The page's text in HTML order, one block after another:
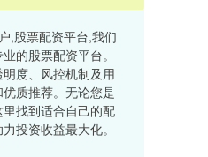
,股票配资平台,我们
的股票配资平台。
度、风控机制及用
质推荐。无论您是
找到适合自己的配
投资收益最大化。